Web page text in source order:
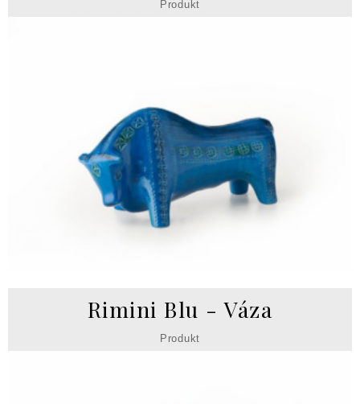
Produkt
Rimini Blu - Váza
Produkt